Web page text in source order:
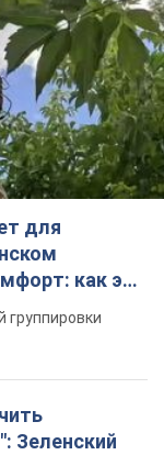
для
как это
группировки
Зеленский